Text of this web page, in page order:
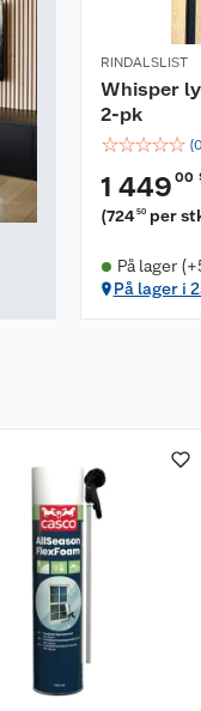
RINDALSLIST
Whisper
2-pk
☆☆☆☆☆ (0
1 449 00
(724 50 per
På lager
På lager i